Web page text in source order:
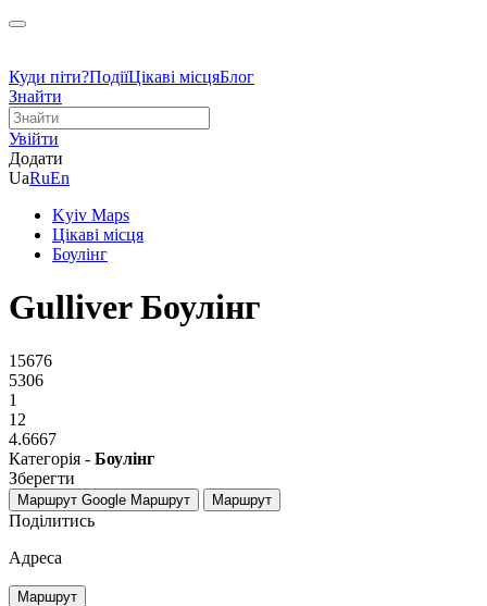
Куди піти?ПодіїЦікаві місцяБлог
Знайти
Увійти
Додати
UaRuEn
Kyiv Maps
Цікаві місця
Боулінг
Gulliver Боулінг
15676
5306
1
12
4.6667
Категорія - Боулінг
Зберегти
Маршрут Google Маршрут Маршрут
Поділитись
Адреса
Маршрут